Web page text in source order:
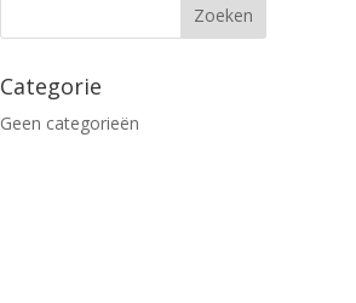
Categorie
Geen categorieën